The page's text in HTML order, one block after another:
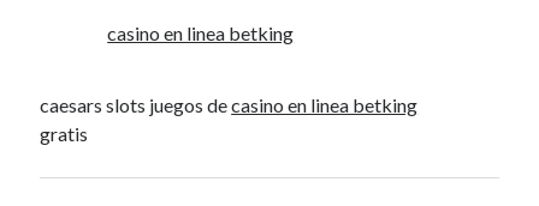
casino en linea betking
caesars slots juegos decasino en linea betking
gratis